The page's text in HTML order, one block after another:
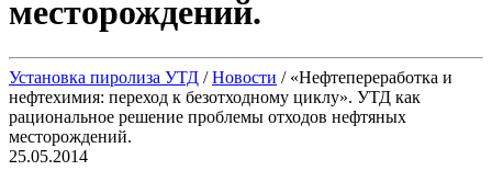
месторождений.
Установка пиролиза УТД /Новости / «Нефтепереработка и
нефтехимия: переход к безотходному циклу». УТД как
рациональное решение проблемы отходов нефтяных
месторождений.
25.05.2014